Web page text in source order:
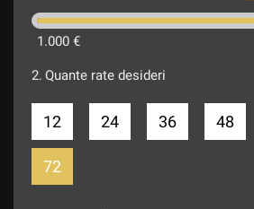
1.000 €
2. Quante rate desideri
12 24 36 48
72